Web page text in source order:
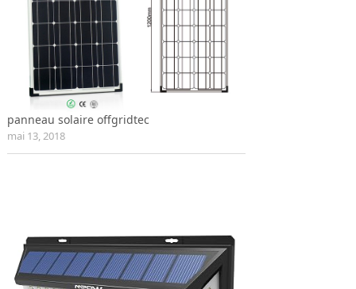
panneau solaire offgridtec
mai 13, 2018